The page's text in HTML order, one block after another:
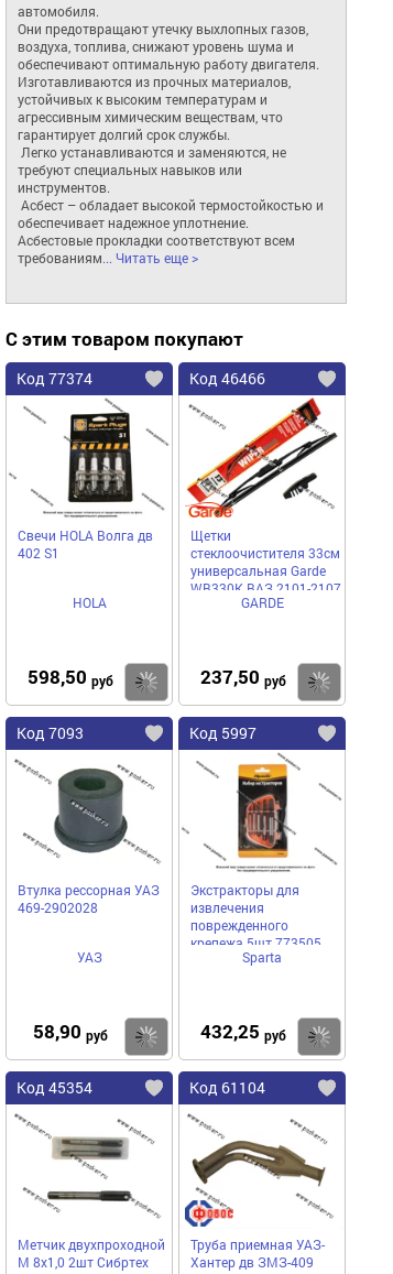
автомобиля.
Они предотвращают утечку выхлопных газов,
воздуха, топлива, снижают уровень шума и
обеспечивают оптимальную работу двигателя.
Изготавливаются из прочных материалов,
устойчивых к высоким температурам и
агрессивным химическим веществам, что
гарантирует долгий срок службы.
требуют специальных навыков или
инструментов.
обеспечивает надежное уплотнение.
Асбестовые прокладки соответствуют всем
требованиям... Читать еще >
С этим товаром покупают
Код 77374
Свечи HOLA Волга дв
402 S1
HOLA
598,50 руб Купить
Код 46466
Щетки
стеклоочистителя 33см
универсальная Garde
WB330K ВАЗ 2101-2107
GARDE
237,50 руб
Код 7093
Втулка рессорная УАЗ
469-2902028
УАЗ
58,90 руб Купить
Код 5997
Экстракторы для
извлечения
поврежденного
крепежа 5шт 773505
Sparta
432,25 руб
Код 45354
Метчик двухпроходной
М 8х1,0 2шт Сибртех
Код 61104
Труба приемная УАЗ-
Хантер дв ЗМЗ-409